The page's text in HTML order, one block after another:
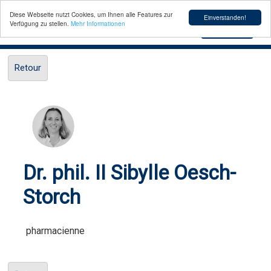
Einverstanden!
Diese Webseite nutzt Cookies, um Ihnen alle Features zur
Verfügung zu stellen. Mehr Informationen
Toggle
navigation
Menu
Retour
Dr. phil. II Sibylle Oesch-
Storch
pharmacienne